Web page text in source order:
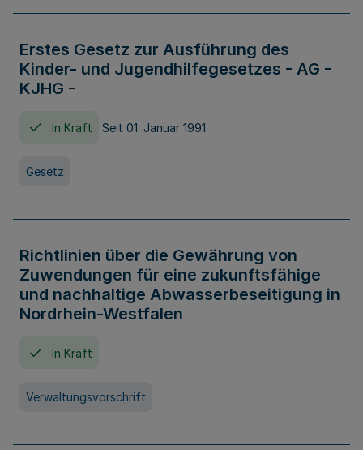
Erstes Gesetz zur Ausführung des
Kinder- und Jugendhilfegesetzes - AG -
KJHG -
In Kraft Seit 01. Januar 1991
Gesetz
Richtlinien über die Gewährung von
Zuwendungen für eine zukunftsfähige
und nachhaltige Abwasserbeseitigung in
Nordrhein-Westfalen
In Kraft
Verwaltungsvorschrift